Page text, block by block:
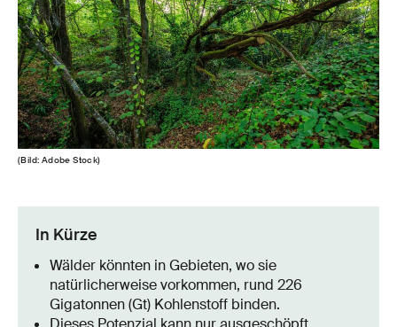
(Bild: Adobe Stock)
In Kürze
Wälder könnten in Gebieten, wo sie
natürlicherweise vorkommen, rund 226
Gigatonnen (Gt) Kohlenstoff binden.